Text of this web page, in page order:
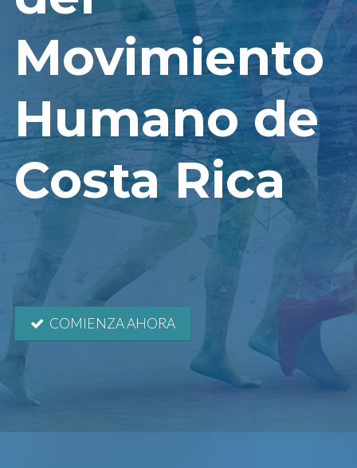
Movimiento
Humano de
Costa Rica
COMIENZA AHORA